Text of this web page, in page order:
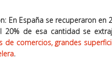
En España se recuperaron en
20% de esa cantidad se
de comercios, grandes
.